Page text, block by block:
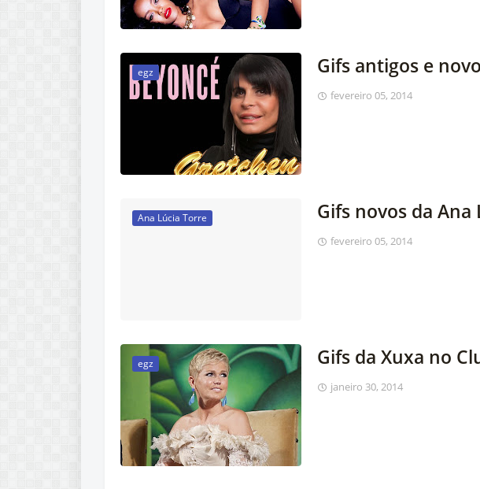
egz Gifs antigos e
fevereiro 05, 2014
Ana Lúcia Torre Gifs novos da Ana
fevereiro 05, 2014
egz Gifs da Xuxa no
janeiro 30, 2014